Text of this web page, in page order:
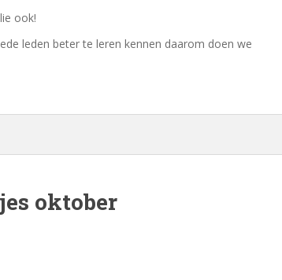
ook!
leden beter te leren kennen daarom doen we
oktober